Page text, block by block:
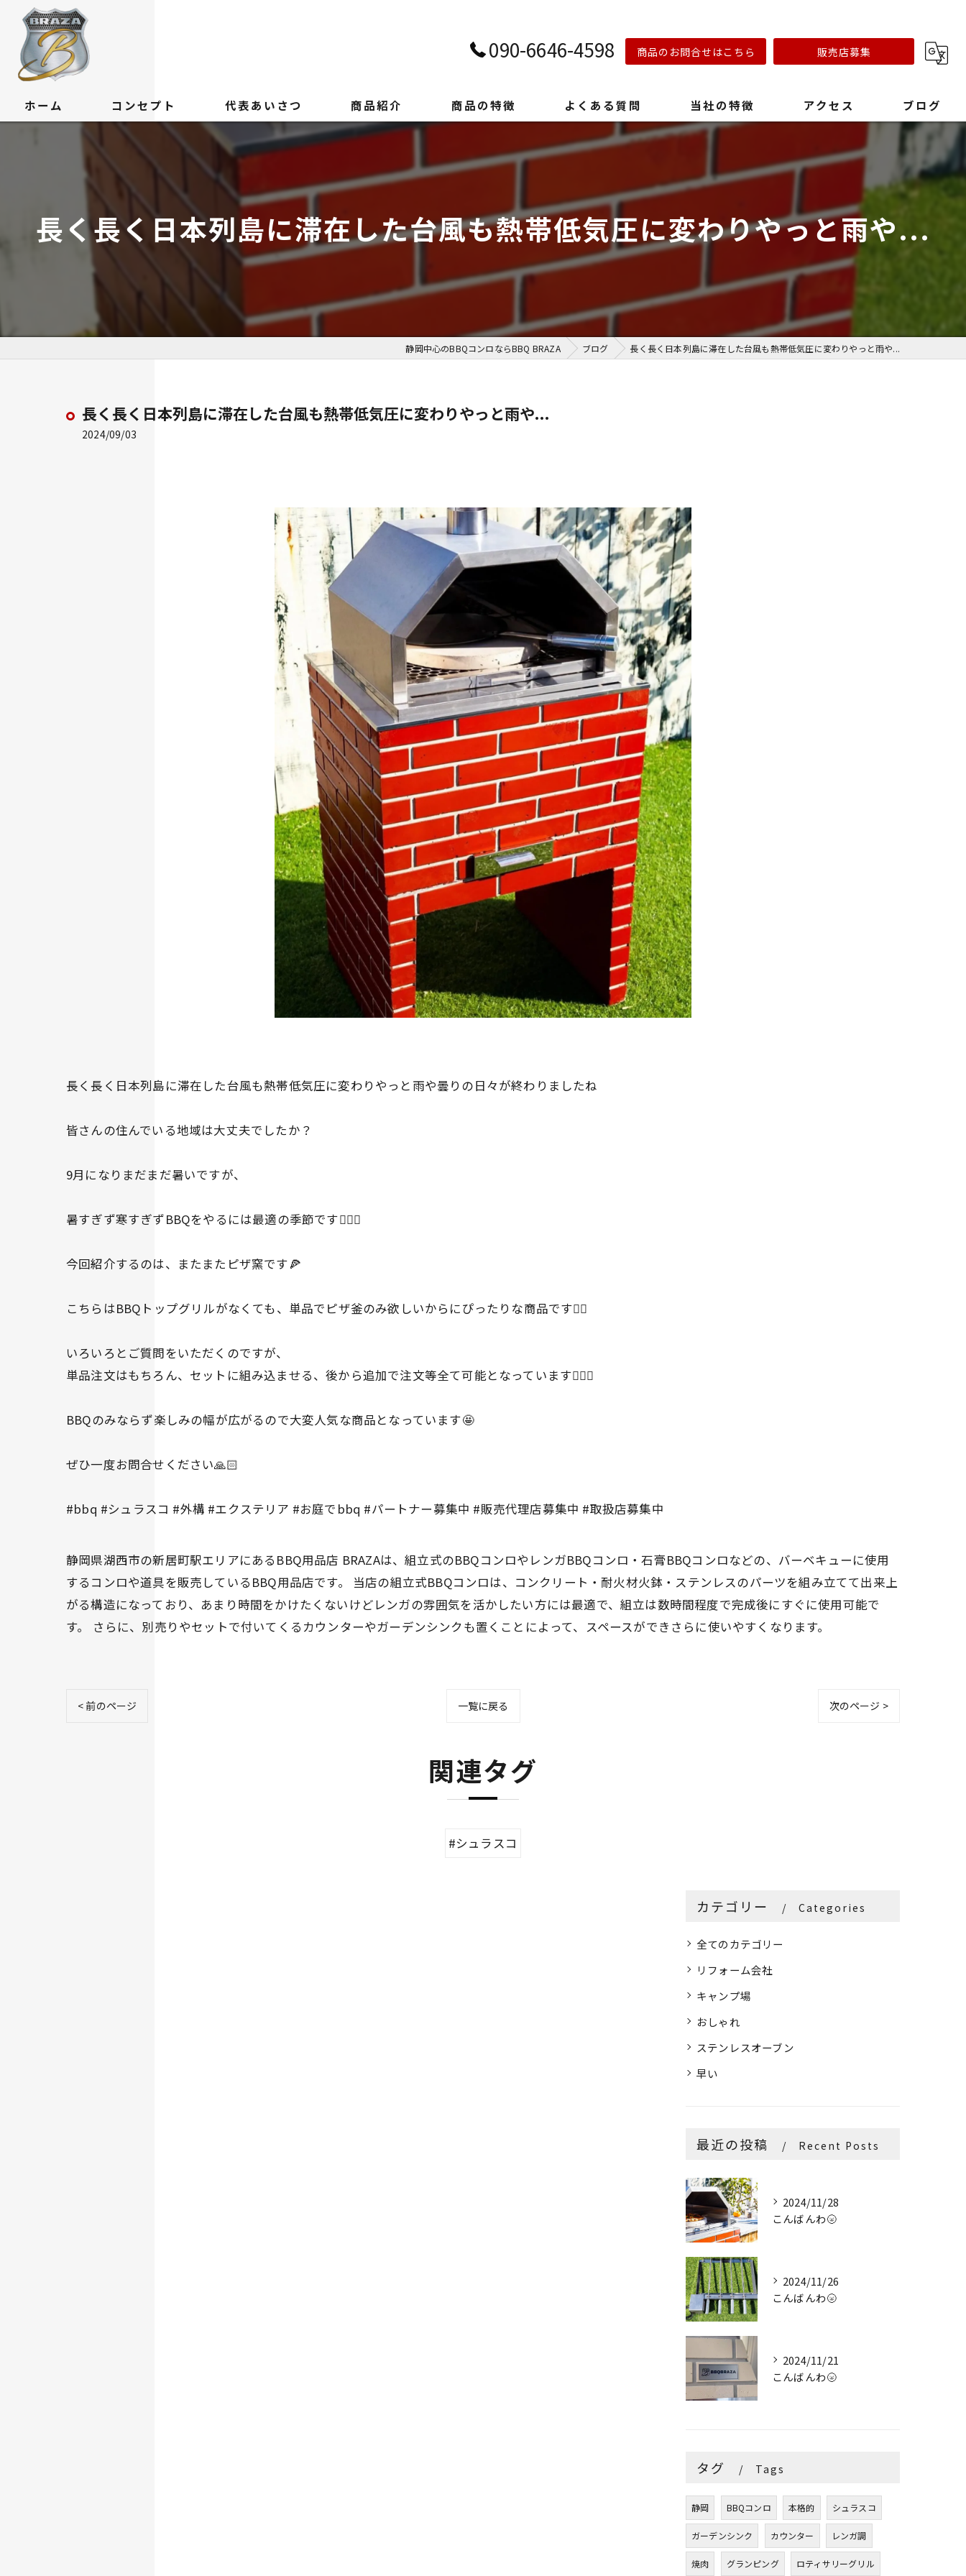
090-6646-4598 商品のお問合せはこちら 販売店募集
ホーム コンセプト 代表あいさつ 商品紹介 商品の特徴 よくある質問 当社の特徴
キャンプ場
おしゃれ
早い
アクセス ブログ
長く長く日本列島に滞在した台風も熱帯低気圧に変わりやっと雨や...
静岡中心のBBQコンロならBBQ BRAZA ブログ 長く長く日本列島に滞在した台風も熱帯低気圧に変わりやっと雨や...
長く長く日本列島に滞在した台風も熱帯低気圧に変わりやっと雨や...
2024/09/03
長く長く日本列島に滞在した台風も熱帯低気圧に変わりやっと雨や曇りの日々が終わりましたね
皆さんの住んでいる地域は大丈夫でしたか？
9月になりまだまだ暑いですが、
暑すぎず寒すぎずBBQをやるには最適の季節です👍🏻✨
今回紹介するのは、またまたピザ窯です🍕
こちらはBBQトップグリルがなくても、単品でピザ釜のみ欲しいからにぴったりな商品です👍🏻
いろいろとご質問をいただくのですが、
単品注文はもちろん、セットに組み込ませる、後から追加で注文等全て可能となっています👍🏻✨
BBQのみならず楽しみの幅が広がるので大変人気な商品となっています🤩
ぜひ一度お問合せください🙏🏻
#bbq #シュラスコ #外構 #エクステリア #お庭でbbq #パートナー募集中 #販売代理店募集中 #取扱店募集中
静岡県湖西市の新居町駅エリアにあるBBQ用品店 BRAZAは、組立式のBBQコンロやレンガBBQコンロ・石膏BBQコンロなどの、バーベキューに使用
するコンロや道具を販売しているBBQ用品店です。 当店の組立式BBQコンロは、コンクリート・耐火材火鉢・ステンレスのパーツを組み立てて出来上
がる構造になっており、あまり時間をかけたくないけどレンガの雰囲気を活かしたい方には最適で、組立は数時間程度で完成後にすぐに使用可能で
す。 さらに、別売りやセットで付いてくるカウンターやガーデンシンクも置くことによって、スペースができさらに使いやすくなります。
< 前のページ 一覧に戻る 次のページ >
関連タグ
#シュラスコ
カテゴリー Categories
全てのカテゴリー
リフォーム会社
キャンプ場
おしゃれ
ステンレスオーブン
早い
最近の投稿 Recent Posts
2024/11/28
こんばんわ🌝
2024/11/26
こんばんわ🌝
2024/11/21
こんばんわ🌝
タグ Tags
静岡 BBQコンロ 本格的 シュラスコ
ガーデンシンク カウンター レンガ調
焼肉 グランピング ロティサリーグリル